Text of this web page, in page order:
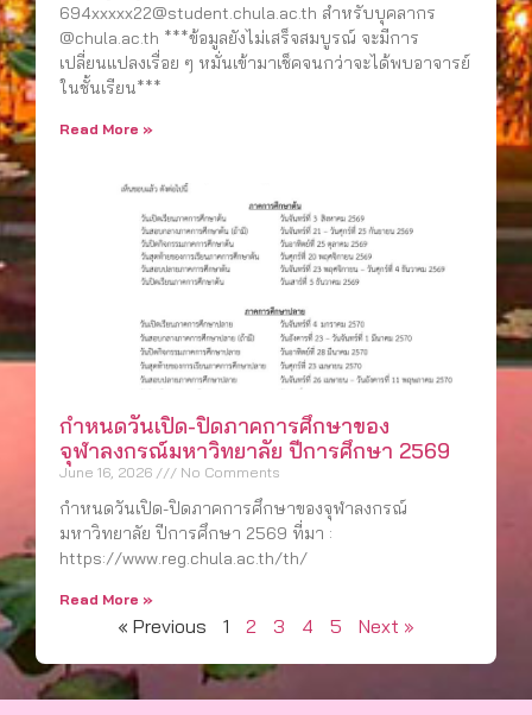
694xxxxx22@student.chula.ac.th สำหรับบุคลากร
@chula.ac.th ***ข้อมูลยังไม่เสร็จสมบูรณ์ จะมีการ
เปลี่ยนแปลงเรื่อย ๆ หมั่นเข้ามาเช็คจนกว่าจะได้พบอาจารย์
ในชั้นเรียน***
Read More »
กำหนดวันเปิด-ปิดภาคการศึกษาของ
จุฬาลงกรณ์มหาวิทยาลัย ปีการศึกษา 2569
June 16, 2026 No Comments
กำหนดวันเปิด-ปิดภาคการศึกษาของจุฬาลงกรณ์
มหาวิทยาลัย ปีการศึกษา 2569 ที่มา :
https://www.reg.chula.ac.th/th/
Read More »
« Previous 1 2 3 4 5 Next »